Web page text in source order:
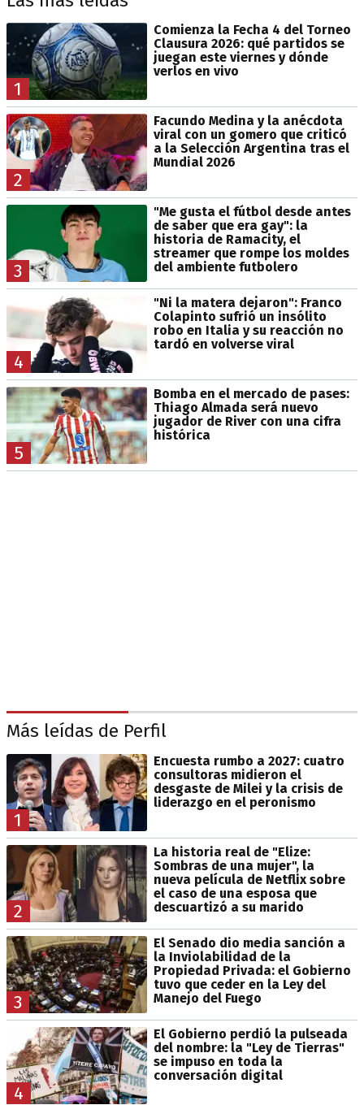
1
Comienza la Fecha 4 del Torneo
Clausura 2026: qué partidos se
juegan este viernes y dónde
verlos en vivo
2
Facundo Medina y la anécdota
viral con un gomero que criticó
a la Selección Argentina tras el
Mundial 2026
3
"Me gusta el fútbol desde antes
de saber que era gay": la
historia de Ramacity, el
streamer que rompe los moldes
del ambiente futbolero
4
"Ni la matera dejaron": Franco
Colapinto sufrió un insólito
robo en Italia y su reacción no
tardó en volverse viral
5
Bomba en el mercado de pases:
Thiago Almada será nuevo
jugador de River con una cifra
histórica
Más leídas de Perfil
1
Encuesta rumbo a 2027: cuatro
consultoras midieron el
desgaste de Milei y la crisis de
liderazgo en el peronismo
2
La historia real de "Elize:
Sombras de una mujer", la
nueva película de Netflix sobre
el caso de una esposa que
descuartizó a su marido
3
El Senado dio media sanción a
la Inviolabilidad de la
Propiedad Privada: el Gobierno
tuvo que ceder en la Ley del
Manejo del Fuego
4
El Gobierno perdió la pulseada
del nombre: la "Ley de Tierras"
se impuso en toda la
conversación digital